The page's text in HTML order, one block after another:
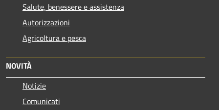
Salute, benessere e assistenza
Autorizzazioni
Agricoltura e pesca
NOVITÀ
Notizie
Comunicati